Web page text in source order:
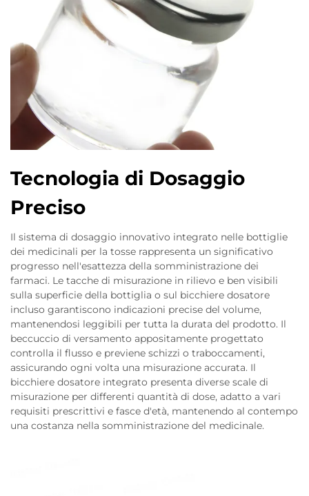
Tecnologia di Dosaggio
Preciso
Il sistema di dosaggio innovativo integrato nelle bottiglie
dei medicinali per la tosse rappresenta un significativo
progresso nell'esattezza della somministrazione dei
farmaci. Le tacche di misurazione in rilievo e ben visibili
sulla superficie della bottiglia o sul bicchiere dosatore
incluso garantiscono indicazioni precise del volume,
mantenendosi leggibili per tutta la durata del prodotto. Il
beccuccio di versamento appositamente progettato
controlla il flusso e previene schizzi o traboccamenti,
assicurando ogni volta una misurazione accurata. Il
bicchiere dosatore integrato presenta diverse scale di
misurazione per differenti quantità di dose, adatto a vari
requisiti prescrittivi e fasce d'età, mantenendo al contempo
una costanza nella somministrazione del medicinale.